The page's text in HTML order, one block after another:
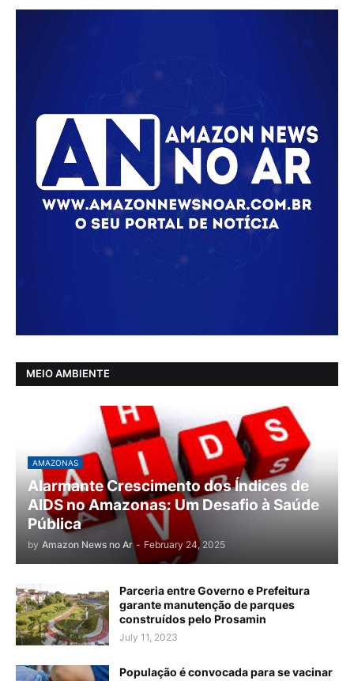
MEIO AMBIENTE
AMAZONAS
Alarmante Crescimento dos Índices de
AIDS no Amazonas: Um Desafio à Saúde
Pública
by Amazon News no Ar - February 24, 2025
Parceria entre Governo e Prefeitura
garante manutenção de parques
construídos pelo Prosamin
July 11, 2023
População é convocada para se vacinar